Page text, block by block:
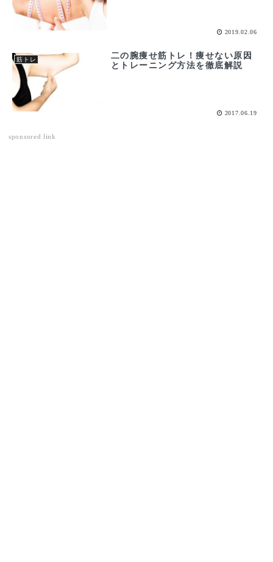
2019.02.06
筋トレ
二の腕痩せ筋トレ！痩せない原因
とトレーニング方法を徹底解説
2017.06.19
sponsored link